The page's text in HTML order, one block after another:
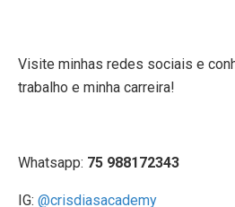
Visite minhas redes sociais e
trabalho e minha carreira!
Whatsapp: 75 988172343
IG: @crisdiasacademy